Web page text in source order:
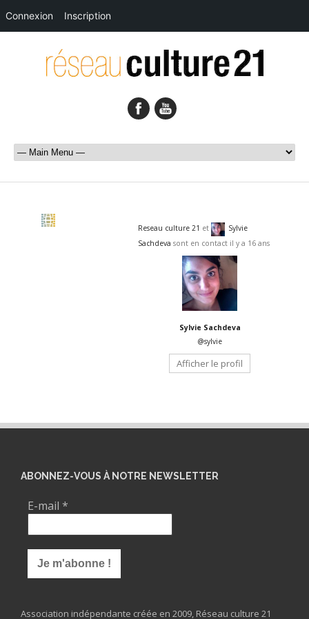
Reseau culture 21 et
Sylvie
Sachdeva sont en contact il y a 16 ans
Sylvie Sachdeva
@sylvie
Afficher le profil
ABONNEZ-VOUS À NOTRE NEWSLETTER
E-mail *
Association indépendante créée en 2009, Réseau culture 21
Connexion Inscription